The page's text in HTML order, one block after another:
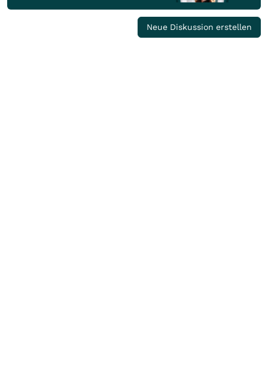
Neue Diskussion erstellen